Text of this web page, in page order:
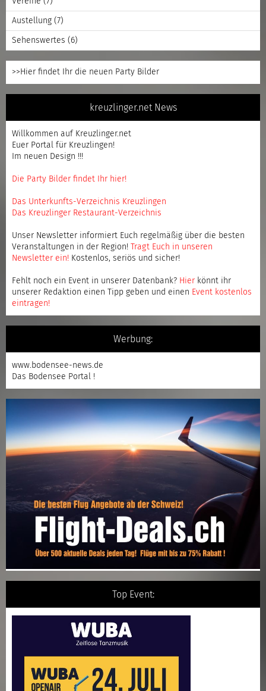
Austellung (7)
Sehenswertes (6)
>>Hier findet Ihr die neuen Party Bilder
kreuzlinger.net News
Willkommen auf Kreuzlinger.net
Euer Portal für Kreuzlingen!
Im neuen Design !!!
Die Party Bilder findet Ihr hier!
Das Unterkunfts-Verzeichnis Kreuzlingen
Das Kreuzlinger Restaurant-Verzeichnis
Unser Newsletter informiert Euch regelmäßig über die besten
Veranstaltungen in der Region!
Tragt Euch in unseren
Newsletter ein! Kostenlos, seriös und sicher!
Fehlt noch ein Event in unserer Datenbank? Hier könnt ihr
unserer Redaktion einen Tipp geben und einen Event kostenlos
eintragen!
Werbung:
www.bodensee-news.de
Das Bodensee Portal !
Top Event: